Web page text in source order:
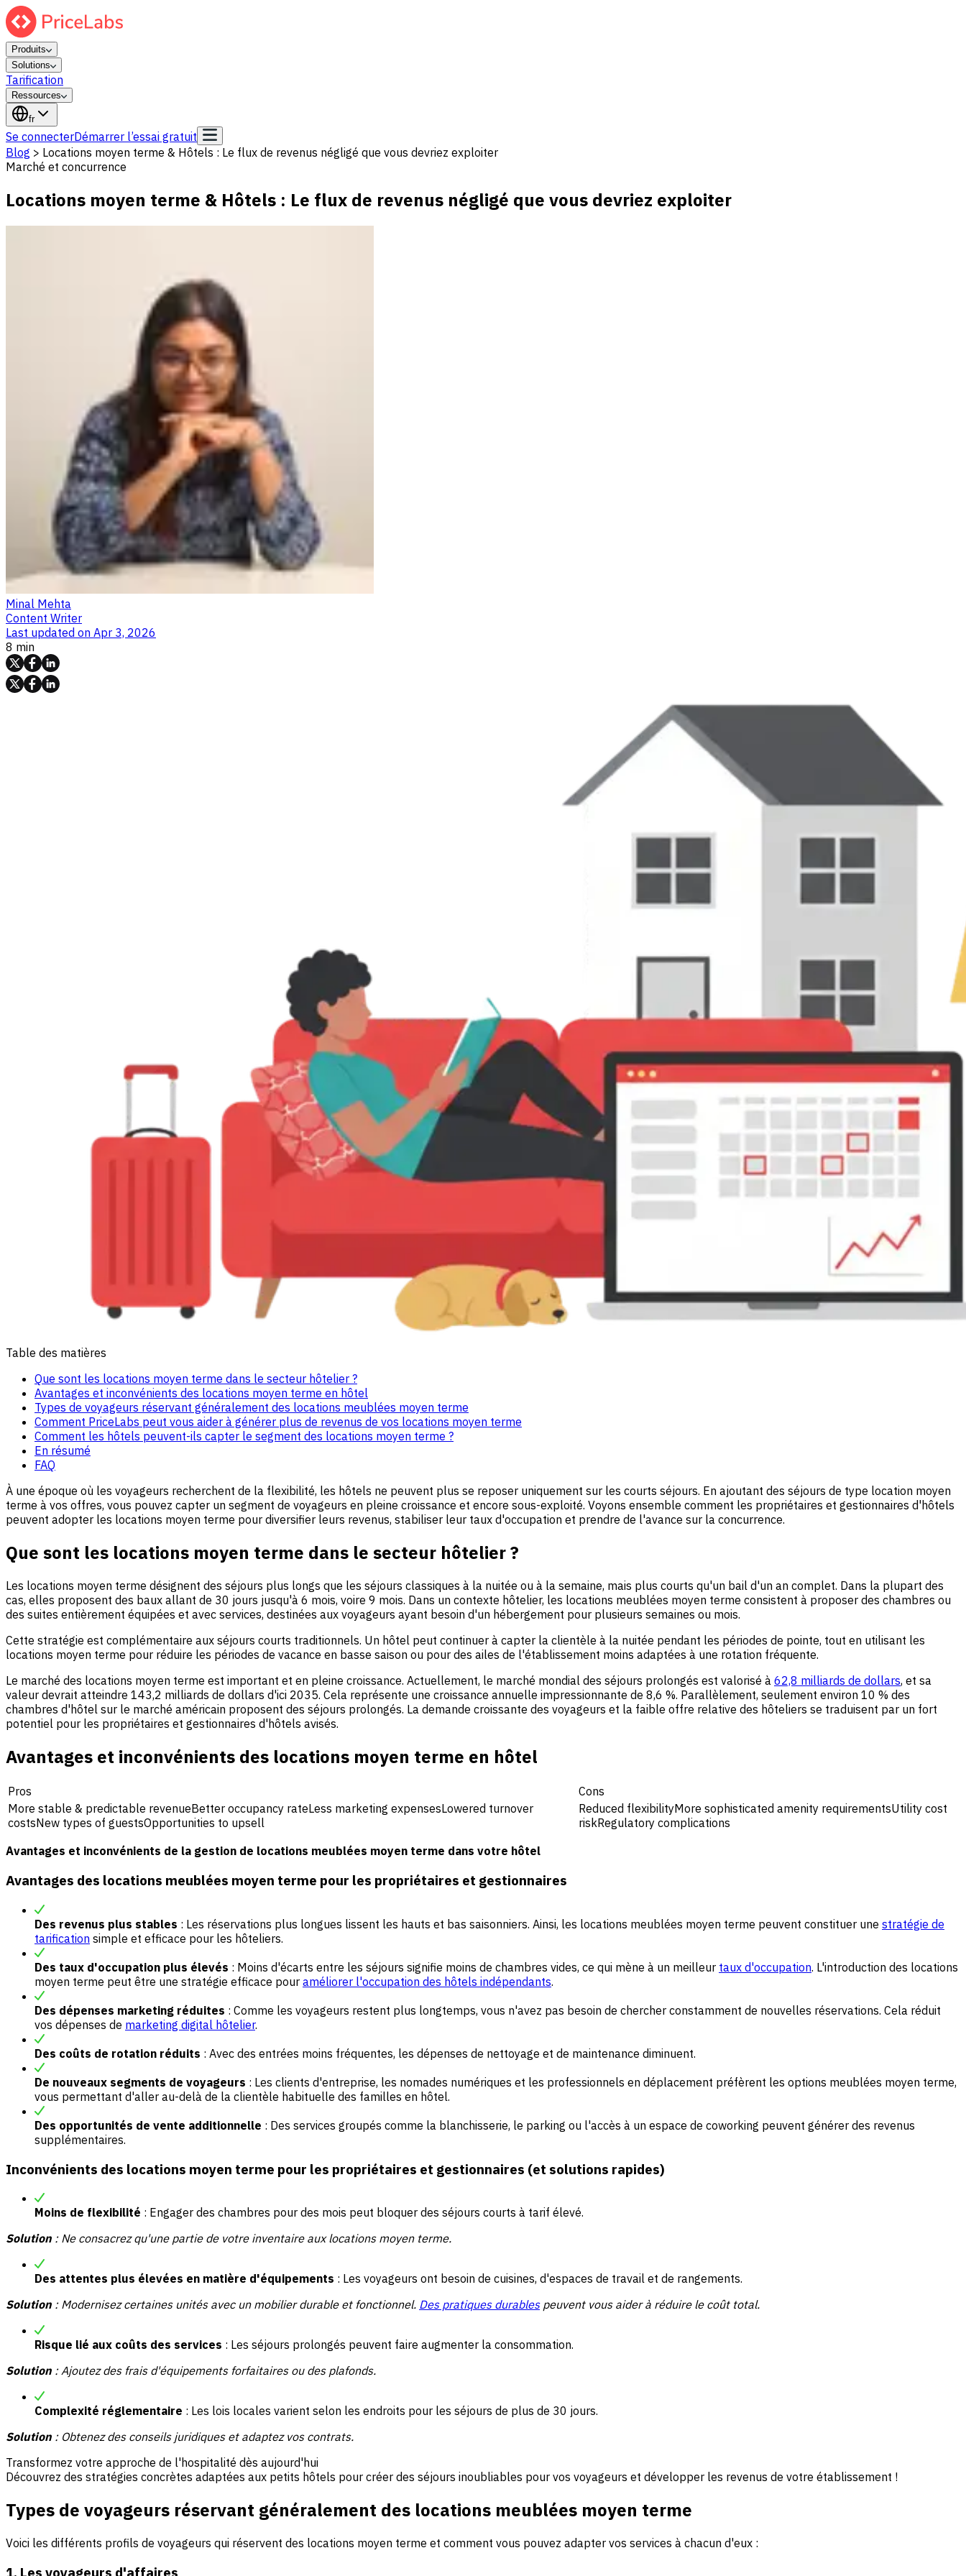
Produits
Solutions
Tarification
Ressources
fr
Se connecterDémarrer l’essai gratuit
Blog > Locations moyen terme & Hôtels : Le flux de revenus négligé que vous devriez exploiter
Marché et concurrence
Locations moyen terme & Hôtels : Le flux de revenus négligé que vous devriez exploiter
Minal Mehta
Content Writer
Last updated on Apr 3, 2026
8 min
Table des matières
Que sont les locations moyen terme dans le secteur hôtelier ?
Avantages et inconvénients des locations moyen terme en hôtel
Types de voyageurs réservant généralement des locations meublées moyen terme
Comment PriceLabs peut vous aider à générer plus de revenus de vos locations moyen terme
Comment les hôtels peuvent-ils capter le segment des locations moyen terme ?
En résumé
FAQ
À une époque où les voyageurs recherchent de la flexibilité, les hôtels ne peuvent plus se reposer uniquement sur les courts séjours. En ajoutant des séjours de type location moyen
terme à vos offres, vous pouvez capter un segment de voyageurs en pleine croissance et encore sous-exploité. Voyons ensemble comment les propriétaires et gestionnaires d'hôtels
peuvent adopter les locations moyen terme pour diversifier leurs revenus, stabiliser leur taux d'occupation et prendre de l'avance sur la concurrence.
Que sont les locations moyen terme dans le secteur hôtelier ?
Les locations moyen terme désignent des séjours plus longs que les séjours classiques à la nuitée ou à la semaine, mais plus courts qu'un bail d'un an complet. Dans la plupart des
cas, elles proposent des baux allant de 30 jours jusqu'à 6 mois, voire 9 mois. Dans un contexte hôtelier, les locations meublées moyen terme consistent à proposer des chambres ou
des suites entièrement équipées et avec services, destinées aux voyageurs ayant besoin d'un hébergement pour plusieurs semaines ou mois.
Cette stratégie est complémentaire aux séjours courts traditionnels. Un hôtel peut continuer à capter la clientèle à la nuitée pendant les périodes de pointe, tout en utilisant les
locations moyen terme pour réduire les périodes de vacance en basse saison ou pour des ailes de l'établissement moins adaptées à une rotation fréquente.
Le marché des locations moyen terme est important et en pleine croissance. Actuellement, le marché mondial des séjours prolongés est valorisé à 62,8 milliards de dollars, et sa
valeur devrait atteindre 143,2 milliards de dollars d'ici 2035. Cela représente une croissance annuelle impressionnante de 8,6 %. Parallèlement, seulement environ 10 % des
chambres d'hôtel sur le marché américain proposent des séjours prolongés. La demande croissante des voyageurs et la faible offre relative des hôteliers se traduisent par un fort
potentiel pour les propriétaires et gestionnaires d'hôtels avisés.
Avantages et inconvénients des locations moyen terme en hôtel
Pros
Cons
More stable & predictable revenueBetter occupancy rateLess marketing expensesLowered turnover
costsNew types of guestsOpportunities to upsell
Reduced flexibilityMore sophisticated amenity requirementsUtility cost
riskRegulatory complications
Avantages et inconvénients de la gestion de locations meublées moyen terme dans votre hôtel
Avantages des locations meublées moyen terme pour les propriétaires et gestionnaires
Des revenus plus stables : Les réservations plus longues lissent les hauts et bas saisonniers. Ainsi, les locations meublées moyen terme peuvent constituer une stratégie de
tarification simple et efficace pour les hôteliers.
Des taux d'occupation plus élevés : Moins d'écarts entre les séjours signifie moins de chambres vides, ce qui mène à un meilleur taux d'occupation. L'introduction des locations
moyen terme peut être une stratégie efficace pour améliorer l'occupation des hôtels indépendants.
Des dépenses marketing réduites : Comme les voyageurs restent plus longtemps, vous n'avez pas besoin de chercher constamment de nouvelles réservations. Cela réduit
vos dépenses de marketing digital hôtelier.
Des coûts de rotation réduits : Avec des entrées moins fréquentes, les dépenses de nettoyage et de maintenance diminuent.
De nouveaux segments de voyageurs : Les clients d'entreprise, les nomades numériques et les professionnels en déplacement préfèrent les options meublées moyen terme,
vous permettant d'aller au-delà de la clientèle habituelle des familles en hôtel.
Des opportunités de vente additionnelle : Des services groupés comme la blanchisserie, le parking ou l'accès à un espace de coworking peuvent générer des revenus
supplémentaires.
Inconvénients des locations moyen terme pour les propriétaires et gestionnaires (et solutions rapides)
Moins de flexibilité : Engager des chambres pour des mois peut bloquer des séjours courts à tarif élevé.
Solution : Ne consacrez qu'une partie de votre inventaireaux locations moyen terme.
Des attentes plus élevées en matière d'équipements : Les voyageurs ont besoin de cuisines, d'espaces de travail et de rangements.
Solution : Modernisez certaines unités avec un mobilier durable et fonctionnel. Des pratiques durablespeuvent vous aider à réduire le coût total.
Risque lié aux coûts des services : Les séjours prolongés peuvent faire augmenter la consommation.
Solution : Ajoutez des frais d'équipementsforfaitaires ou des plafonds.
Complexité réglementaire : Les lois locales varient selon les endroits pour les séjours de plus de 30 jours.
Solution : Obtenez des conseils juridiques et adaptez vos contrats.
Transformez votre approche de l'hospitalité dès aujourd'hui
Découvrez des stratégies concrètes adaptées aux petits hôtels pour créer des séjours inoubliables pour vos voyageurs et développer les revenus de votre établissement !
Types de voyageurs réservant généralement des locations meublées moyen terme
Voici les différents profils de voyageurs qui réservent des locations moyen terme et comment vous pouvez adapter vos services à chacun d'eux :
1. Les voyageurs d'affaires